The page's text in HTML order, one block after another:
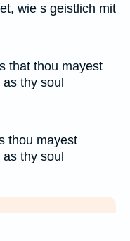
wie s geistlich mit
that thou mayest
thy soul
thou mayest
thy soul